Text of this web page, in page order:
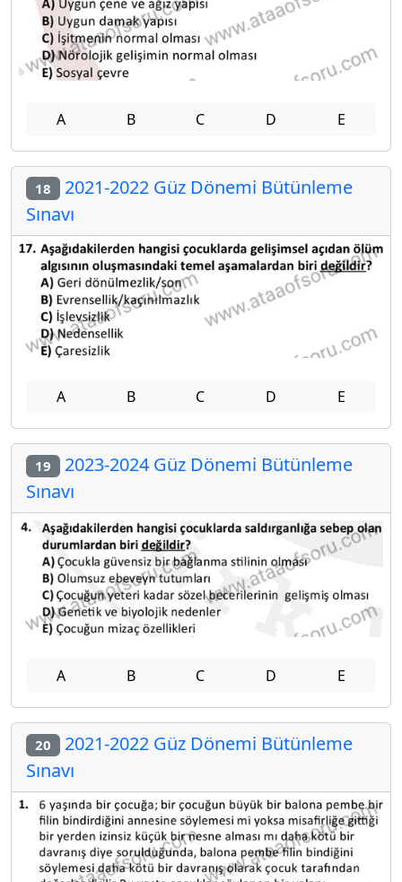
A B C D E
18 2021-2022 Güz Dönemi Bütünleme
Sınavı
A B C D E
19 2023-2024 Güz Dönemi Bütünleme
Sınavı
A B C D E
20 2021-2022 Güz Dönemi Bütünleme
Sınavı